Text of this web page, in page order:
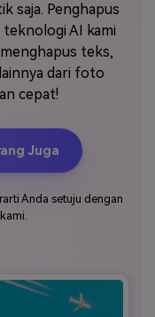
yang Baru
Hubungi Kami
saja. Penghapus
AI kami
teks,
dari foto
cepat!
Juga
Anda setuju dengan
kami.